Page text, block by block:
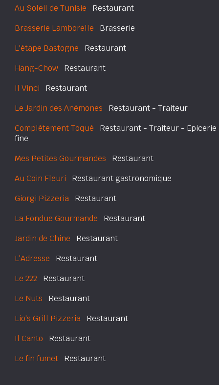
Au Soleil de Tunisie Restaurant
Brasserie Lamborelle Brasserie
L'étape Bastogne Restaurant
Hang-Chow Restaurant
Il Vinci Restaurant
Le Jardin des Anémones Restaurant - Traiteur
Complètement Toqué Restaurant - Traiteur - Epicerie
fine
Mes Petites Gourmandes Restaurant
Au Coin Fleuri Restaurant gastronomique
Giorgi Pizzeria Restaurant
La Fondue Gourmande Restaurant
Jardin de Chine Restaurant
L'Adresse Restaurant
Le 222 Restaurant
Le Nuts Restaurant
Lio's Grill Pizzeria Restaurant
Il Canto Restaurant
Le fin fumet Restaurant